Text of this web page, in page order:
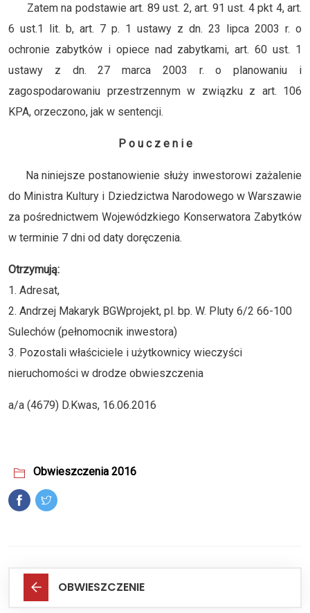
Zatem na podstawie art. 89 ust. 2, art. 91 ust. 4 pkt 4, art.
6 ust.1 lit. b, art. 7 p. 1 ustawy z dn. 23 lipca 2003 r. o
ochronie zabytków i opiece nad zabytkami, art. 60 ust. 1
ustawy z dn. 27 marca 2003 r. o planowaniu i
zagospodarowaniu przestrzennym w związku z art. 106
KPA, orzeczono, jak w sentencji.
P o u c z e n i e
Na niniejsze postanowienie służy inwestorowi zażalenie
do Ministra Kultury i Dziedzictwa Narodowego w Warszawie
za pośrednictwem Wojewódzkiego Konserwatora Zabytków
w terminie 7 dni od daty doręczenia.
Otrzymują:
1. Adresat,
2. Andrzej Makaryk BGWprojekt, pl. bp. W. Pluty 6/2 66-100
Sulechów (pełnomocnik inwestora)
3. Pozostali właściciele i użytkownicy wieczyści
nieruchomości w drodze obwieszczenia
a/a (4679) D.Kwas, 16.06.2016
Obwieszczenia 2016
OBWIESZCZENIE